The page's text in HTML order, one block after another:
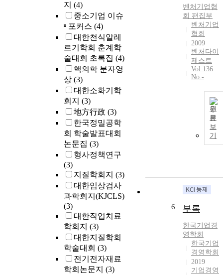
지 (4)
중소기업 이슈
ⁿ 포커스 (4)
대한천식알레
르기학회 춘계학
술대회 초록집 (4)
핵의학 분자영
상 (3)
대한소화기학
회지 (3)
地方行政 (3)
한국정밀공학
회 학술발표대회
논문집 (3)
형사정책연구
(3)
지질학회지 (3)
대한임상검사
과학회지(KJCLS)
(3)
대한작업치료
학회지 (3)
대한지질학회
학술대회 (3)
전기전자재료
학회논문지 (3)
벤처 기업 협
회 편집부
벤처기업
협회
2009
벤처다이
제스트
Vol.136
No.-
원
문
보
기
6 부록
한국기업 경
영학회
한국기업
경영학회
2019
기업경영